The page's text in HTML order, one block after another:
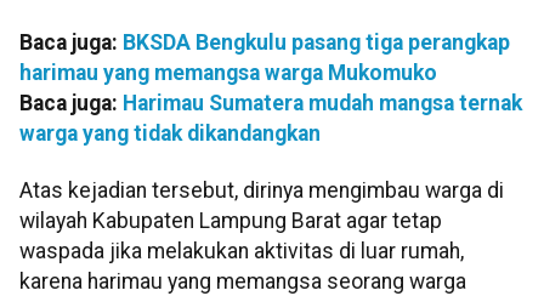
Baca juga: BKSDA Bengkulu pasang tiga perangkap
harimau yang memangsa warga Mukomuko
Baca juga: Harimau Sumatera mudah mangsa ternak
warga yang tidak dikandangkan
Atas kejadian tersebut, dirinya mengimbau warga di
wilayah Kabupaten Lampung Barat agar tetap
waspada jika melakukan aktivitas di luar rumah,
karena harimau yang memangsa seorang warga